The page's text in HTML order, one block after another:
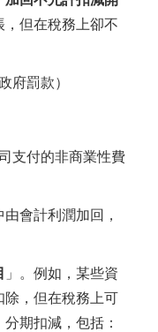
，但在稅務上卻不
府罰款）
支付的非商業性費
由會計利潤加回，
」。例如，某些資
除，但在稅務上可
期扣減，包括：